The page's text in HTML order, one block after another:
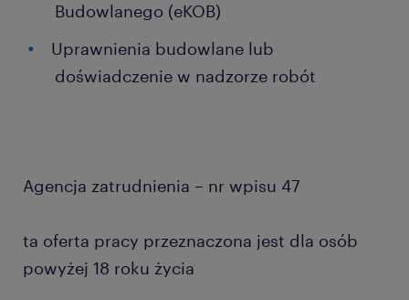
Budowlanego (eKOB)
Uprawnienia budowlane lub
doświadczenie w nadzorze robót
Agencja zatrudnienia – nr wpisu 47
ta oferta pracy przeznaczona jest dla osób
powyżej 18 roku życia